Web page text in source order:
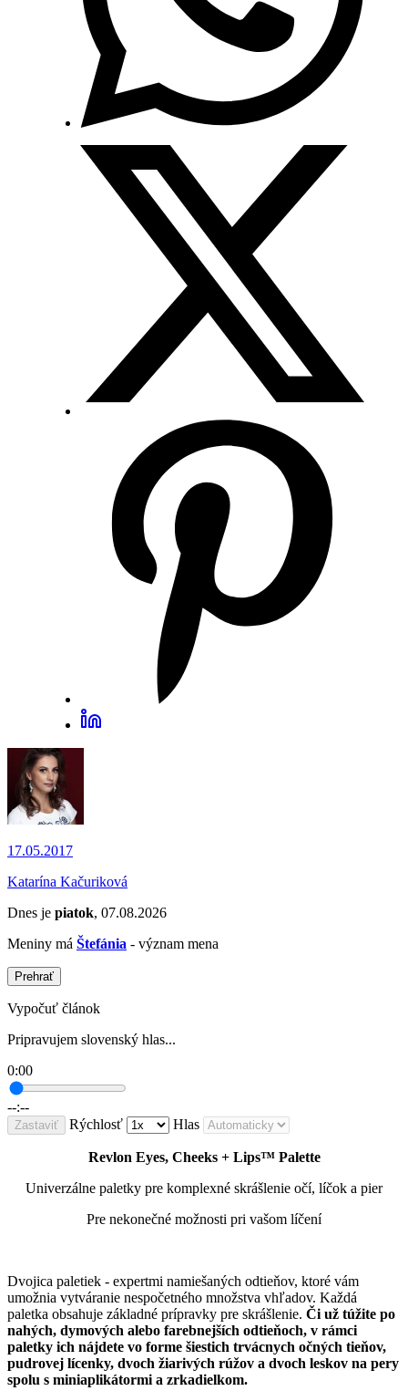
17.05.2017
Katarína Kačuriková
Dnes je piatok, 07.08.2026
Meniny má Štefánia - význam mena
Prehrať
Vypočuť článok
Pripravujem slovenský hlas...
0:00
--:--
Zastaviť Rýchlosť Hlas
Revlon Eyes, Cheeks + Lips™ Palette
Univerzálne paletky pre komplexné skrášlenie očí, líčok a pier
Pre nekonečné možnosti pri vašom líčení
Dvojica paletiek - expertmi namiešaných odtieňov, ktoré vám
umožnia vytváranie nespočetného množstva vhľadov. Každá
paletka obsahuje základné prípravky pre skrášlenie. Či už túžite po
nahých, dymových alebo farebnejších odtieňoch, v rámci
paletky ich nájdete vo forme šiestich trvácnych očných tieňov,
pudrovej lícenky, dvoch žiarivých rúžov a dvoch leskov na pery
spolu s miniaplikátormi a zrkadielkom.